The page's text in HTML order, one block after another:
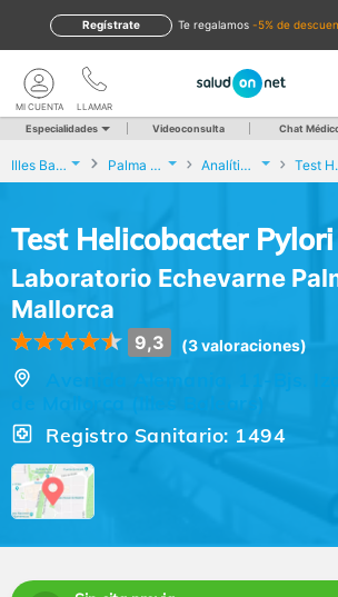
te regalamos -5% de
Regístrate
LLAMAR
MI CUENTA
Especialidades Videoconsulta Chat
Illes Balears Palma de Mallorca Analíticas y Genética Test
Test Helicobacter
Laboratorio Echevarne
Mallorca
9,3 (3 valoraciones)
de Mallorca (Illes Balears)
Registro Sanitario: 1494